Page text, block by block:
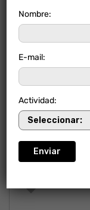
Nombre:
E-mail:
Actividad: